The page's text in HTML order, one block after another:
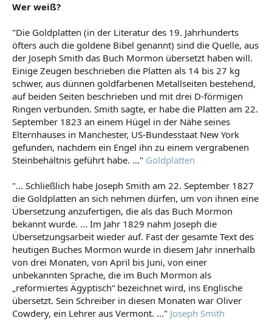
Wer weiß?
"Die Goldplatten (in der Literatur des 19. Jahrhunderts
öfters auch die goldene Bibel genannt) sind die Quelle, aus
der Joseph Smith das Buch Mormon übersetzt haben will.
Einige Zeugen beschrieben die Platten als 14 bis 27 kg
schwer, aus dünnen goldfarbenen Metallseiten bestehend,
auf beiden Seiten beschrieben und mit drei D-förmigen
Ringen verbunden. Smith sagte, er habe die Platten am 22.
September 1823 an einem Hügel in der Nähe seines
Elternhauses in Manchester, US-Bundesstaat New York
gefunden, nachdem ein Engel ihn zu einem vergrabenen
Steinbehältnis geführt habe. ..." Goldplatten
"... Schließlich habe Joseph Smith am 22. September 1827
die Goldplatten an sich nehmen dürfen, um von ihnen eine
Übersetzung anzufertigen, die als das Buch Mormon
bekannt wurde. ... Im Jahr 1829 nahm Joseph die
Übersetzungsarbeit wieder auf. Fast der gesamte Text des
heutigen Buches Mormon wurde in diesem Jahr innerhalb
von drei Monaten, von April bis Juni, von einer
unbekannten Sprache, die im Buch Mormon als
„reformiertes Ägyptisch“ bezeichnet wird, ins Englische
übersetzt. Sein Schreiber in diesen Monaten war Oliver
Cowdery, ein Lehrer aus Vermont. ..." Joseph Smith